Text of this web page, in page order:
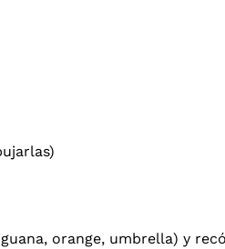
orange, umbrella) y